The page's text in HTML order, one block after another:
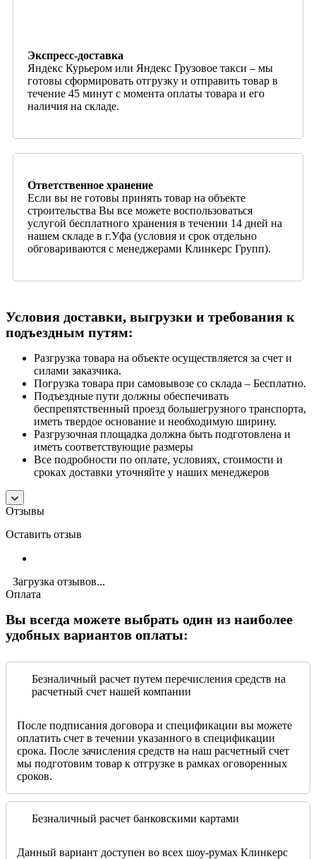
Экспресс-доставка
Яндекс Курьером или Яндекс Грузовое такси – мы
готовы сформировать отгрузку и отправить товар в
течение 45 минут с момента оплаты товара и его
наличия на складе.
Ответственное хранение
Если вы не готовы принять товар на объекте
строительства Вы все можете воспользоваться
услугой бесплатного хранения в течении 14 дней на
нашем складе в г.Уфа (условия и срок отдельно
обговариваются с менеджерами Клинкерс Групп).
Условия доставки, выгрузки и требования к
подъездным путям:
Разгрузка товара на объекте осуществляется за счет и
силами заказчика.
Погрузка товара при самовывозе со склада – Бесплатно.
Подъездные пути должны обеспечивать
беспрепятственный проезд большегрузного транспорта,
иметь твердое основание и необходимую ширину.
Разгрузочная площадка должна быть подготовлена и
иметь соответствующие размеры
Все подробности по оплате, условиях, стоимости и
сроках доставки уточняйте у наших менеджеров
Отзывы
Оставить отзыв
Загрузка отзывов...
Оплата
Вы всегда можете выбрать один из наиболее
удобных вариантов оплаты:
Безналичный расчет путем перечисления средств на
расчетный счет нашей компании
После подписания договора и спецификации вы можете
оплатить счет в течении указанного в спецификации
срока. После зачисления средств на наш расчетный счет
мы подготовим товар к отгрузке в рамках оговоренных
сроков.
Безналичный расчет банковскими картами
Данный вариант доступен во всех шоу-румах Клинкерс